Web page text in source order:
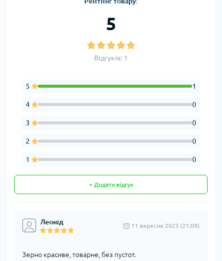
5
Відгуків: 1
5 1
4 0
3 0
2 0
1 0
+ Додати відгук
Леонід 11 вересня 2025 (21:09)
Зерно красиве, товарне, без пустот.